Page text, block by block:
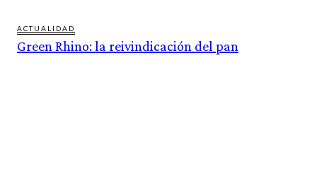
ACTUALIDAD
Green Rhino: la reivindicación del pan